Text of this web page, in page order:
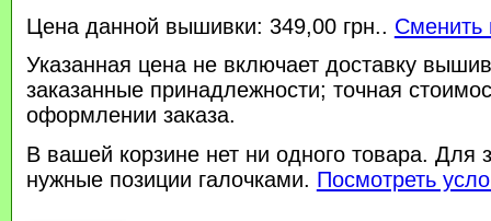
Цена данной вышивки: 349,00 грн.. Сменить
Указанная цена не включает доставку
заказанные принадлежности; точная
оформлении заказа.
В вашей корзине нет ни одного товара. Для
нужные позиции галочками. Посмотреть